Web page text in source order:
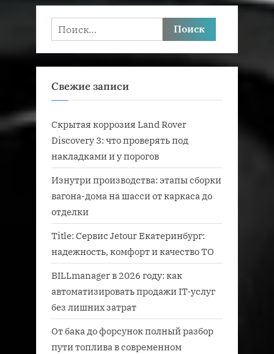
Найти:
Свежие записи
Скрытая коррозия Land Rover
Discovery 3: что проверять под
накладками и у порогов
Изнутри производства: этапы сборки
вагона-дома на шасси от каркаса до
отделки
Title: Сервис Jetour Екатеринбург:
надежность, комфорт и качество ТО
BILLmanager в 2026 году: как
автоматизировать продажи IT-услуг
без лишних затрат
От бака до форсунок полный разбор
пути топлива в современном